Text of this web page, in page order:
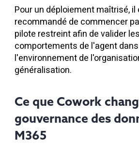
Pour un déploiement maîtrisé, il
recommandé de commencer
pilote restreint afin de valider les
comportements de l'agent dans
l'environnement de
généralisation.
Ce que Cowork
gouvernance des
M365